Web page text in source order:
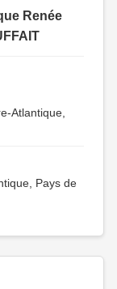
Renée
Atlantique,
Pays de